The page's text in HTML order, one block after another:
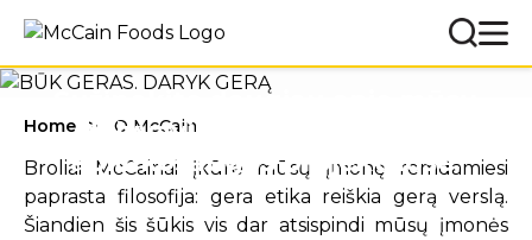
GERĄ
Sužinokite daugiau apie mūsų
dalyvavimą socialiniuose ir
aplinkosaugos projektuose.
Home O McCain
Broliai McCainai įkūrė mūsų įmonę remdamiesi
paprasta filosofija: gera etika reiškia gerą verslą.
Šiandien šis šūkis vis dar atsispindi mūsų įmonės